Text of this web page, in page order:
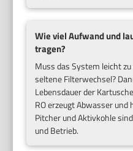
Wie viel Aufwand und
tragen?
Muss das System leicht
seltene Filterwechsel?
Lebensdauer der
RO erzeugt Abwasser
Pitcher und Aktivkohle
und Betrieb.